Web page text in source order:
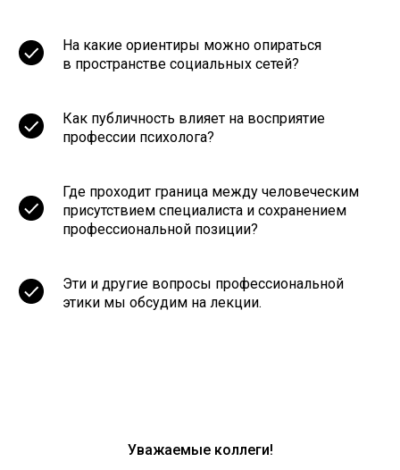
На какие ориентиры можно опираться
в пространстве социальных сетей?
Как публичность влияет на восприятие
профессии психолога?
Где проходит граница между человеческим
присутствием специалиста и сохранением
профессиональной позиции?
Эти и другие вопросы профессиональной
этики мы обсудим на лекции.
Уважаемые коллеги!
Консультации 1000
Детские и семейные психологи
О проекте
Для бизнеса
FAQ клиентам
FAQ психологам
Клиентам
Супервизии
Лекторий
Тьюторские группы
Стажировка